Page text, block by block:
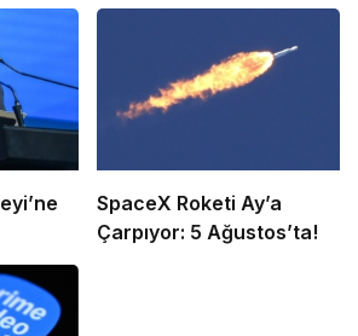
SpaceX Roketi Ay’a
Çarpıyor: 5 Ağustos’ta!